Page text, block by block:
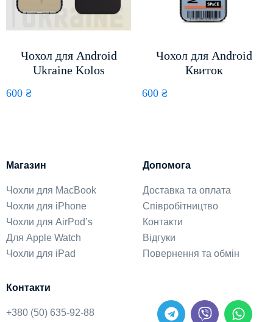
Чохол для Android
Ukraine Kolos
600 ₴
Чохол для Android
Квиток
600 ₴
Магазин
Чохли для MacBook
Чохли для iPhone
Чохли для AirPod’s
Для Apple Watch
Чохли для iPad
Допомога
Доставка та оплата
Співробітництво
Контакти
Відгуки
Повернення та обмін
Контакти
+380 (50) 635-92-88